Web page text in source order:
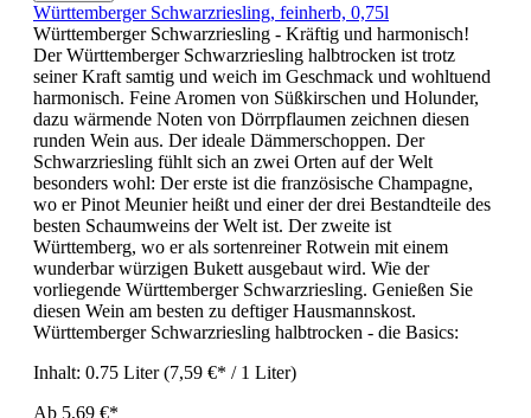
Württemberger Schwarzriesling, feinherb, 0,75l
Württemberger Schwarzriesling - Kräftig und harmonisch!
Der Württemberger Schwarzriesling halbtrocken ist trotz
seiner Kraft samtig und weich im Geschmack und wohltuend
harmonisch. Feine Aromen von Süßkirschen und Holunder,
dazu wärmende Noten von Dörrpflaumen zeichnen diesen
runden Wein aus. Der ideale Dämmerschoppen. Der
Schwarzriesling fühlt sich an zwei Orten auf der Welt
besonders wohl: Der erste ist die französische Champagne,
wo er Pinot Meunier heißt und einer der drei Bestandteile des
besten Schaumweins der Welt ist. Der zweite ist
Württemberg, wo er als sortenreiner Rotwein mit einem
wunderbar würzigen Bukett ausgebaut wird. Wie der
vorliegende Württemberger Schwarzriesling. Genießen Sie
diesen Wein am besten zu deftiger Hausmannskost.
Württemberger Schwarzriesling halbtrocken - die Basics:
Inhalt: 0.75 Liter(7,59 €* / 1 Liter)
Ab 5,69 €*